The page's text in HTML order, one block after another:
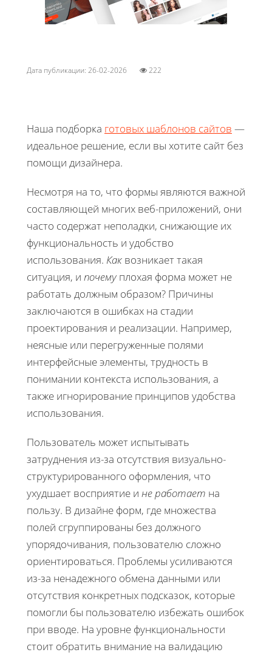
Дата публикации: 26-02-2026 222
Наша подборка готовых шаблонов сайтов —
идеальное решение, если вы хотите сайт без
помощи дизайнера.
Несмотря на то, что формы являются важной
составляющей многих веб-приложений, они
часто содержат неполадки, снижающие их
функциональность и удобство
использования. Как возникает такая
ситуация, и почемуплохая форма может не
работать должным образом? Причины
заключаются в ошибках на стадии
проектирования и реализации. Например,
неясные или перегруженные полями
интерфейсные элементы, трудность в
понимании контекста использования, а
также игнорирование принципов удобства
использования.
Пользователь может испытывать
затруднения из-за отсутствия визуально-
структурированного оформления, что
ухудшает восприятие и не работает на
пользу. В дизайне форм, где множества
полей сгруппированы без должного
упорядочивания, пользователю сложно
ориентироваться. Проблемы усиливаются
из-за ненадежного обмена данными или
отсутствия конкретных подсказок, которые
помогли бы пользователю избежать ошибок
при вводе. На уровне функциональности
стоит обратить внимание на валидацию